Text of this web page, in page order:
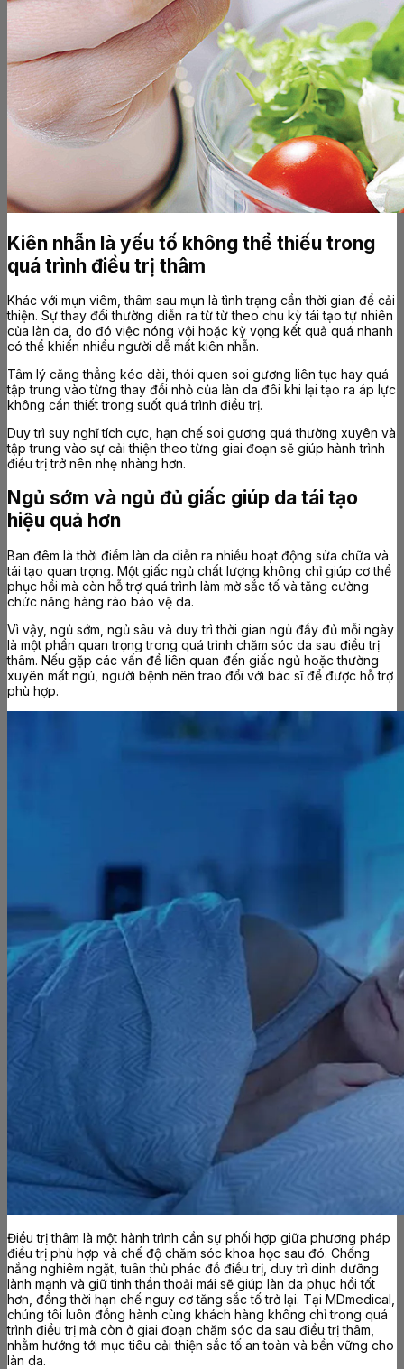
Kiên nhẫn là yếu tố không thể thiếu trong
quá trình điều trị thâm
Khác với mụn viêm, thâm sau mụn là tình trạng cần thời gian để cải
thiện. Sự thay đổi thường diễn ra từ từ theo chu kỳ tái tạo tự nhiên
của làn da, do đó việc nóng vội hoặc kỳ vọng kết quả quá nhanh
có thể khiến nhiều người dễ mất kiên nhẫn.
Tâm lý căng thẳng kéo dài, thói quen soi gương liên tục hay quá
tập trung vào từng thay đổi nhỏ của làn da đôi khi lại tạo ra áp lực
không cần thiết trong suốt quá trình điều trị.
Duy trì suy nghĩ tích cực, hạn chế soi gương quá thường xuyên và
tập trung vào sự cải thiện theo từng giai đoạn sẽ giúp hành trình
điều trị trở nên nhẹ nhàng hơn.
Ngủ sớm và ngủ đủ giấc giúp da tái tạo
hiệu quả hơn
Ban đêm là thời điểm làn da diễn ra nhiều hoạt động sửa chữa và
tái tạo quan trọng. Một giấc ngủ chất lượng không chỉ giúp cơ thể
phục hồi mà còn hỗ trợ quá trình làm mờ sắc tố và tăng cường
chức năng hàng rào bảo vệ da.
Vì vậy, ngủ sớm, ngủ sâu và duy trì thời gian ngủ đầy đủ mỗi ngày
là một phần quan trọng trong quá trình chăm sóc da sau điều trị
thâm. Nếu gặp các vấn đề liên quan đến giấc ngủ hoặc thường
xuyên mất ngủ, người bệnh nên trao đổi với bác sĩ để được hỗ trợ
phù hợp.
Điều trị thâm là một hành trình cần sự phối hợp giữa phương pháp
điều trị phù hợp và chế độ chăm sóc khoa học sau đó. Chống
nắng nghiêm ngặt, tuân thủ phác đồ điều trị, duy trì dinh dưỡng
lành mạnh và giữ tinh thần thoải mái sẽ giúp làn da phục hồi tốt
hơn, đồng thời hạn chế nguy cơ tăng sắc tố trở lại. Tại MDmedical,
chúng tôi luôn đồng hành cùng khách hàng không chỉ trong quá
trình điều trị mà còn ở giai đoạn chăm sóc da sau điều trị thâm,
nhằm hướng tới mục tiêu cải thiện sắc tố an toàn và bền vững cho
làn da.